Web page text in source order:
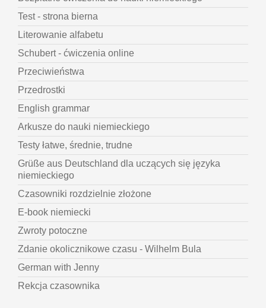
Test - strona bierna
Literowanie alfabetu
Schubert - ćwiczenia online
Przeciwieństwa
Przedrostki
English grammar
Arkusze do nauki niemieckiego
Testy łatwe, średnie, trudne
Grüße aus Deutschland dla uczących się języka
niemieckiego
Czasowniki rozdzielnie złożone
E-book niemiecki
Zwroty potoczne
Zdanie okolicznikowe czasu - Wilhelm Bula
German with Jenny
Rekcja czasownika